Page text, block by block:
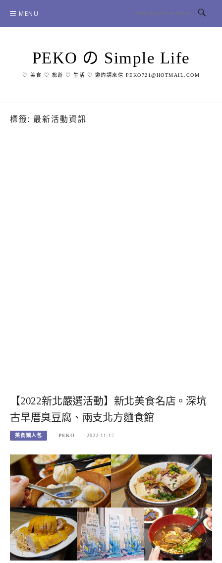
content
MENU
PEKO の Simple Life
♡ 美食 ♡ 旅遊 ♡ 生活 ♡ 邀約請來信 PEKO721@HOTMAIL.COM
標籤: 最新活動資訊
【2022新北嚴選活動】新北美食名店。深坑
古早厝臭豆腐、兩支北方麵食館
美食懶人包 PEKO 2022-11-17